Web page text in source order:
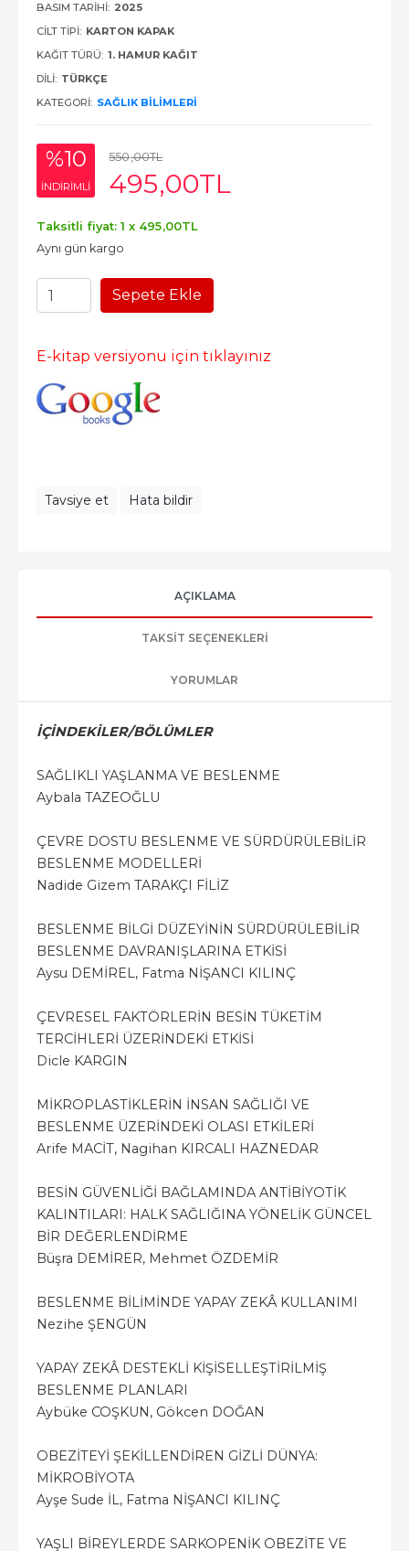
BASIM TARIHI: 2025
CILT TIPI: KARTON KAPAK
KAĞIT TÜRÜ: 1. HAMUR KAĞIT
DILI: TÜRKÇE
KATEGORI: SAĞLIK BILIMLERI
%10
INDIRIMLI
550,00TL
495,00TL
Taksitli fiyat: 1 x 495,00TL
Aynı gün kargo
Sepete Ekle
E-kitap versiyonu için tıklayınız
Tavsiye et Hata bildir
AÇIKLAMA
TAKSIT SEÇENEKLERI
YORUMLAR
İÇİNDEKİLER/BÖLÜMLER
SAĞLIKLI YAŞLANMA VE BESLENME
Aybala TAZEOĞLU
ÇEVRE DOSTU BESLENME VE SÜRDÜRÜLEBİLİR
BESLENME MODELLERİ
Nadide Gizem TARAKÇI FİLİZ
BESLENME BİLGİ DÜZEYİNİN SÜRDÜRÜLEBİLİR
BESLENME DAVRANIŞLARINA ETKİSİ
Aysu DEMİREL, Fatma NİŞANCI KILINÇ
ÇEVRESEL FAKTÖRLERİN BESİN TÜKETİM
TERCİHLERİ ÜZERİNDEKİ ETKİSİ
Dicle KARGIN
MİKROPLASTİKLERİN İNSAN SAĞLIĞI VE
BESLENME ÜZERİNDEKİ OLASI ETKİLERİ
Arife MACİT, Nagihan KIRCALI HAZNEDAR
BESİN GÜVENLİĞİ BAĞLAMINDA ANTİBİYOTİK
KALINTILARI: HALK SAĞLIĞINA YÖNELİK GÜNCEL
BİR DEĞERLENDİRME
Büşra DEMİRER, Mehmet ÖZDEMİR
BESLENME BİLİMİNDE YAPAY ZEKÂ KULLANIMI
Nezihe ŞENGÜN
YAPAY ZEKÂ DESTEKLİ KİŞİSELLEŞTİRİLMİŞ
BESLENME PLANLARI
Aybüke COŞKUN, Gökcen DOĞAN
OBEZİTEYİ ŞEKİLLENDİREN GİZLİ DÜNYA:
MİKROBİYOTA
Ayşe Sude İL, Fatma NİŞANCI KILINÇ
YAŞLI BİREYLERDE SARKOPENİK OBEZİTE VE